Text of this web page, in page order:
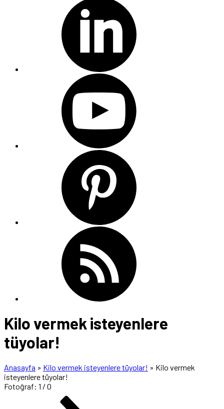
Kilo vermek isteyenlere
tüyolar!
Anasayfa » Kilo vermek isteyenlere tüyolar! » Kilo vermek
isteyenlere tüyolar!
Fotoğraf: 1 / 0